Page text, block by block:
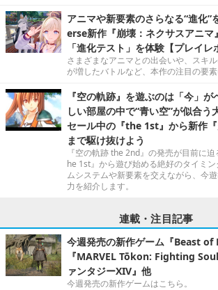
アニマや新要素のさらなる“進化
erse新作『崩壊：ネクサスアニマ
「進化テスト」を体験【プレイレ
さまざまなアニマとの出会いや、スキ
が増したバトルなど、本作の注目の要素
『空の軌跡』を遊ぶのは「今」
しい部屋の中で“青い空”が似合
セール中の『the 1st』から新作
まで駆け抜けよう
『空の軌跡 the 2nd』の発売が目前に
he 1st』から遊び始める絶好のタイミ
ムシステムや新要素を交えながら、今
力を紹介します。
連載・注目記事
今週発売の新作ゲーム『Beast of
『MARVEL Tōkon: Fighting
ァンタジーXIV』他
今週発売の新作ゲームはこちら。